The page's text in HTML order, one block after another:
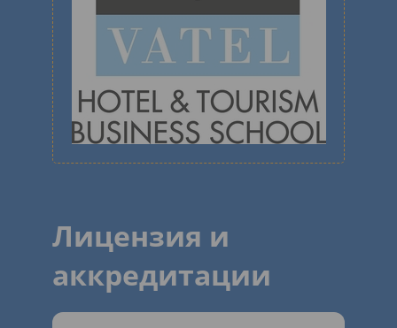
Лицензия и
аккредитации